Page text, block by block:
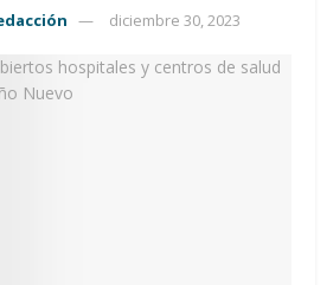
diciembre 30, 2023